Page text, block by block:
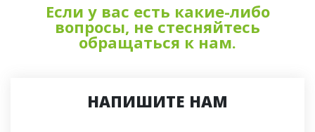
Если у вас есть какие-либо
вопросы, не стесняйтесь
обращаться к нам.
НАПИШИТЕ НАМ